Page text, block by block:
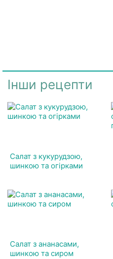
Інши рецепти
Салат з кукурудзою,
шинкою та огірками
Салат з ананасами,
шинкою та сиром